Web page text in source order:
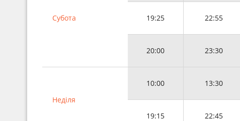
Субота 19:25 22:55
20:00 23:30
Неділя
10:00 13:30
19:15 22:45